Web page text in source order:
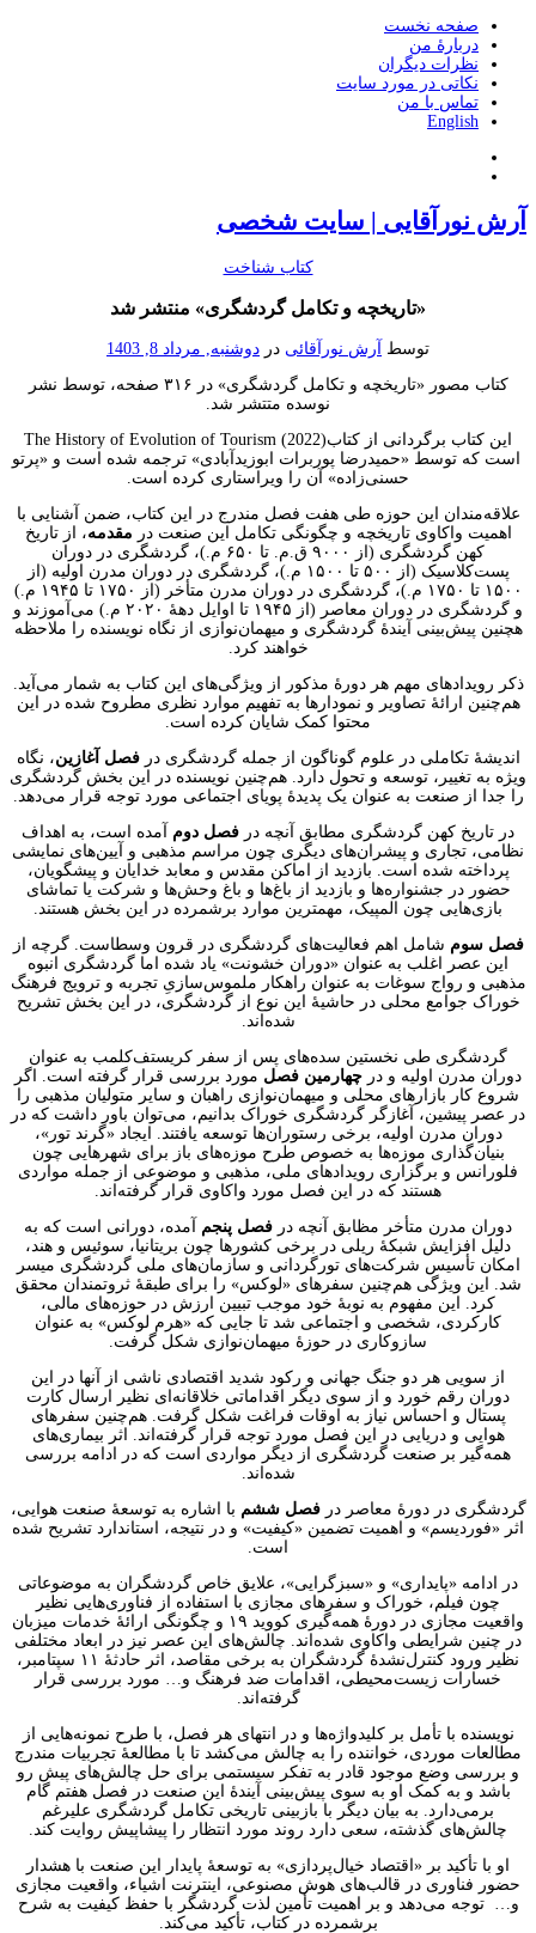
صفحه نخست
دربارۀ من
نظرات دیگران
نکاتی در مورد سایت
تماس با من
English
آرش نورآقایی | سایت شخصی
كتاب شناخت
«تاریخچه و تکامل گردشگری» منتشر شد
توسط آرش نورآقائی در دوشنبه, مرداد 8, 1403
کتاب مصور «تاریخچه و تکامل گردشگری» در ۳۱۶ صفحه، توسط نشر
نوسده متتشر شد.
این کتاب برگردانی از کتابThe History of Evolution of Tourism (2022)
است که توسط «حمیدرضا پوربرات ابوزیدآبادی» ترجمه شده است و «پرتو
حسنی‌زاده» آن را ویراستاری کرده است.
علاقه‌مندان این حوزه طی هفت فصل مندرج در این کتاب، ضمن آشنایی با
اهمیت واکاوی تاریخچه و چگونگی تکامل این صنعت در مقدمه، از تاریخ
کهن گردشگری (از ۹۰۰۰ ق.م. تا ۶۵۰ م.)، گردشگری در دوران
پست‌کلاسیک (از ۵۰۰ تا ۱۵۰۰ م.)، گردشگری در دوران مدرن اولیه (از
۱۵۰۰ تا ۱۷۵۰ م.)، گردشگری در دوران مدرن متأخر (از ۱۷۵۰ تا ۱۹۴۵ م.)
و گردشگری در دوران معاصر (از ۱۹۴۵ تا اوایل دههٔ ۲۰۲۰ م.) می‌آموزند و
هچنین پیش‌بینی آیندهٔ گردشگری و میهمان‌نوازی از نگاه نویسنده را ملاحظه
خواهند کرد.
ذکر رویدادهای مهم هر دورهٔ مذکور از ویژگی‌های این کتاب به شمار می‌آید.
هم‌چنین ارائهٔ تصاویر و نمودارها به تفهیم موارد نظری مطروح شده در این
محتوا کمک شایان کرده است.
اندیشهٔ تکاملی در علوم گوناگون از جمله گردشگری درفصل آغازین، نگاه
ویژه به تغییر، توسعه و تحول دارد. هم‌چنین نویسنده در این بخش گردشگری
را جدا از صنعت به عنوان یک پدیدهٔ پویای اجتماعی مورد توجه قرار می‌دهد.
در تاریخ کهن گردشگری مطابق آنچه در فصل دوم آمده است، به اهداف
نظامی، تجاری و پیشران‌های دیگری چون مراسم مذهبی و آیین‌های نمایشی
پرداخته شده است. بازدید از اماکن مقدس و معابد خدایان و پیشگویان،
حضور در جشنواره‌ها و بازدید از باغ‌ها و باغ وحش‌ها و شرکت یا تماشای
بازی‌هایی چون المپیک، مهمترین موارد برشمرده در این بخش هستند.
فصل سوم شامل اهم فعالیت‌های گردشگری در قرون وسطاست. گرچه از
این عصر اغلب به عنوان «دوران خشونت» یاد شده اما گردشگری انبوه
مذهبی و رواج سوغات به عنوان راهکار ملموس‌سازیِ تجربه و ترویج فرهنگ
خوراک جوامع محلی در حاشیهٔ این نوع از گردشگری، در این بخش تشریح
شده‌اند.
گردشگری طی نخستین سده‌های پس از سفر کریستف‌کلمب به عنوان
دوران مدرن اولیه و در چهارمین فصل مورد بررسی قرار گرفته است. اگر
شروع کار بازارهای محلی و میهمان‌نوازی راهبان و سایر متولیان مذهبی را
در عصر پیشین، آغازگر گردشگری خوراک بدانیم، می‌توان باور داشت که در
دوران مدرن اولیه، برخی رستوران‌ها توسعه یافتند. ایجاد «گرند تور»،
بنیان‌گذاری موزه‌ها به خصوص طرح موزه‌های باز برای شهرهایی چون
فلورانس و برگزاری رویدادهای ملی، مذهبی و موضوعی از جمله مواردی
هستند که در این فصل مورد واکاوی قرار گرفته‌اند.
دوران مدرن متأخر مظابق آنچه در فصل پنجم آمده، دورانی ‌است که به
دلیل افزایش شبکهٔ ریلی در برخی کشورها چون بریتانیا، سوئیس و هند،
امکان تأسیس شرکت‌های تورگردانی و سازمان‌های ملی گردشگری میسر
شد. این ویژگی هم‌چنین سفرهای «لوکس» را برای طبقهٔ ثروتمندان محقق
کرد. این مفهوم به نوبهٔ خود موجب تبیین ارزش در حوزه‌های مالی،
کارکردی، شخصی و اجتماعی شد تا جایی که «هرم لوکس» به عنوان
سازوکاری در حوزهٔ میهمان‌نوازی شکل گرفت.
از سویی هر دو جنگ جهانی و رکود شدید اقتصادی ناشی از آنها در این
دوران رقم خورد و از سوی دیگر اقداماتی خلاقانه‌ای نظیر ارسال کارت
پستال و احساس نیاز به اوقات فراغت شکل گرفت. هم‌چنین سفرهای
هوایی و دریایی در این فصل مورد توجه قرار گرفته‌اند. اثر بیماری‌های
همه‌گیر بر صنعت گردشگری از دیگر مواردی است که در ادامه بررسی
شده‌اند.
گردشگری در دورۀ معاصر درفصل ششم با اشاره به توسعهٔ صنعت هوایی،
اثر «فوردیسم» و اهمیت تضمین «کیفیت» و در نتیجه، استاندارد تشریح شده
است.
در ادامه «پایداری» و «سبزگرایی»، علایق خاص گردشگران به موضوعاتی
چون فیلم، خوراک و سفرهای مجازی با استفاده از فناوری‌هایی نظیر
واقعیت مجازی در دورۀ همه‌گیری کووید ۱۹ و چگونگی ارائهٔ خدمات میزبان
در چنین شرایطی واکاوی شده‌اند. چالش‌های این عصر نیز در ابعاد مختلفی
نظیر ورود کنترل‌نشدهٔ گردشگران به برخی مقاصد، اثر حادثهٔ ۱۱ سپتامبر،
خسارات زیست‌محیطی، اقدامات ضد فرهنگ و… مورد بررسی قرار
گرفته‌اند.
نویسنده با تأمل بر کلیدواژه‌ها و در انتهای هر فصل، با طرح نمونه‌هایی از
مطالعات موردی، خواننده را به چالش می‌کشد تا با مطالعهٔ تجربیات مندرج
و بررسی وضع موجود قادر به تفکر سیستمی برای حل چالش‌‌های پیش رو
باشد و به کمک او به سوی پیش‌بینی آیندهٔ این صنعت در فصل هفتم گام
برمی‌دارد. به بیان دیگر با بازبینی تاریخی تکامل گردشگری علیرغم
چالش‌های گذشته، سعی دارد روند مورد انتظار را پیشاپیش روایت کند.
او با تأکید بر «اقتصاد خیال‌پردازی» به توسعهٔ پایدار این صنعت با هشدار
حضور فناوری در قالب‌های هوش مصنوعی، اینترنت اشیاء، واقعیت مجازی
و… توجه می‌دهد و بر اهمیت تأمین لذت گردشگر با حفظ کیفیت به شرح
برشمرده در کتاب، تأکید می‌کند.